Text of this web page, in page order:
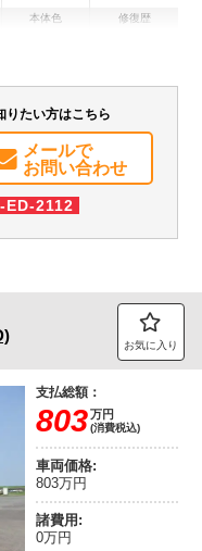
本体色 修復歴
PMマフラー Sリミッタ
りたい方はこちら
メールで
お問い合わせ
ED-2112
お気に入り
支払総額：
803万円
(消費税込)
車両価格:
803万円
諸費用:
0万円